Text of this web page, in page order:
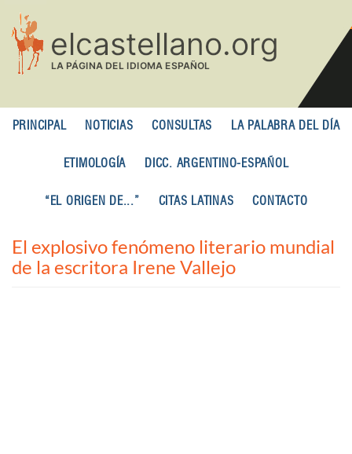
contenido
principal
PRINCIPAL NOTICIAS CONSULTAS LA PALABRA DEL DÍA
ETIMOLOGÍA DICC. ARGENTINO-ESPAÑOL
“EL ORIGEN DE...” CITAS LATINAS CONTACTO
El explosivo fenómeno literario mundial
de la escritora Irene Vallejo